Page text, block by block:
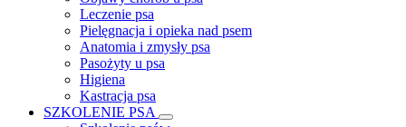
Leczenie psa
Pielęgnacja i opieka nad psem
Anatomia i zmysły psa
Pasożyty u psa
Higiena
Kastracja psa
SZKOLENIE PSA